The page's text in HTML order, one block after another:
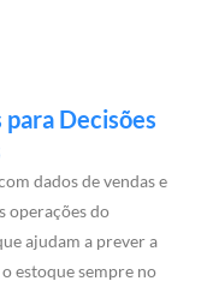
para Decisões
dados de vendas e
operações do
ajudam a prever a
estoque sempre no